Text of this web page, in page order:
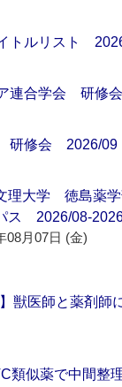
トルリスト
ア連合学会 研修
研修会 2026/09
理大学 徳島薬
ス 2026/08-
08月07日 (金)
獣医師と薬剤師
類似薬で中間整